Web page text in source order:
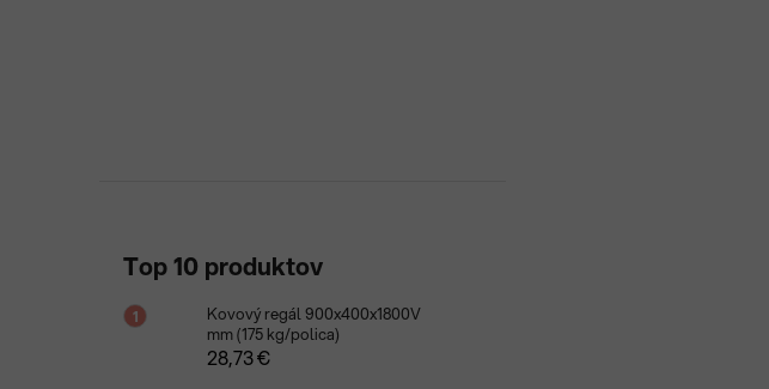
Top 10 produktov
Kovový regál 900x400x1800V
mm (175 kg/polica)
28,73 €